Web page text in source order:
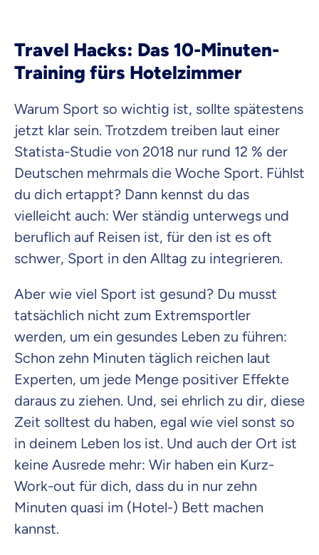
Travel Hacks: Das 10-Minuten-
Training fürs Hotelzimmer
Warum Sport so wichtig ist, sollte spätestens
jetzt klar sein. Trotzdem treiben laut einer
Statista-Studie von 2018 nur rund 12 % der
Deutschen mehrmals die Woche Sport. Fühlst
du dich ertappt? Dann kennst du das
vielleicht auch: Wer ständig unterwegs und
beruflich auf Reisen ist, für den ist es oft
schwer, Sport in den Alltag zu integrieren.
Aber wie viel Sport ist gesund? Du musst
tatsächlich nicht zum Extremsportler
werden, um ein gesundes Leben zu führen:
Schon zehn Minuten täglich reichen laut
Experten, um jede Menge positiver Effekte
daraus zu ziehen. Und, sei ehrlich zu dir, diese
Zeit solltest du haben, egal wie viel sonst so
in deinem Leben los ist. Und auch der Ort ist
keine Ausrede mehr: Wir haben ein Kurz-
Work-out für dich, dass du in nur zehn
Minuten quasi im (Hotel-) Bett machen
kannst.